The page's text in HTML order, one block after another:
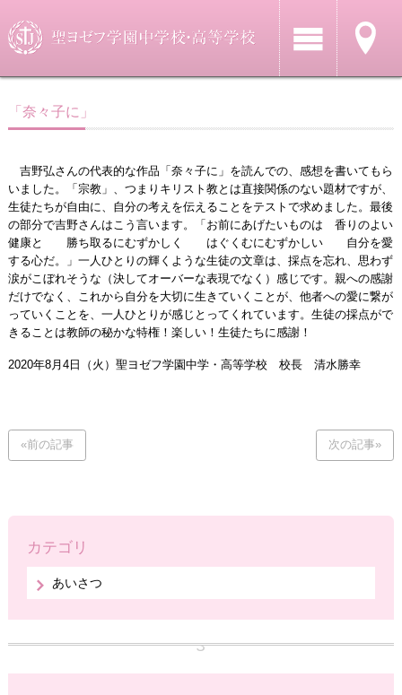
「奈々子に」
吉野弘さんの代表的な作品「奈々子に」を読んでの、感想を書いてもら
いました。「宗教」、つまりキリスト教とは直接関係のない題材ですが、
生徒たちが自由に、自分の考えを伝えることをテストで求めました。最後
の部分で吉野さんはこう言います。「お前にあげたいものは 香りのよい
健康と 勝ち取るにむずかしく はぐくむにむずかしい 自分を愛
する心だ。」一人ひとりの輝くような生徒の文章は、採点を忘れ、思わず
涙がこぼれそうな（決してオーバーな表現でなく）感じです。親への感謝
だけでなく、これから自分を大切に生きていくことが、他者への愛に繋が
っていくことを、一人ひとりが感じとってくれています。生徒の採点がで
きることは教師の秘かな特権！楽しい！生徒たちに感謝！
2020年8月4日（火）聖ヨゼフ学園中学・高等学校 校長 清水勝幸
«前の記事 次の記事»
カテゴリ
あいさつ